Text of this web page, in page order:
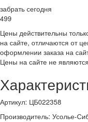
забрать сегодня
499
Цены действительны
на сайте, отличаются от
оформлении заказа на
Цены на сайте не
Артикул: ЦБ022358
Производитель: Усолье-